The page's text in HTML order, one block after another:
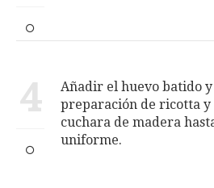
4
Añadir el huevo batido
preparación de ricotta
cuchara de madera
uniforme.